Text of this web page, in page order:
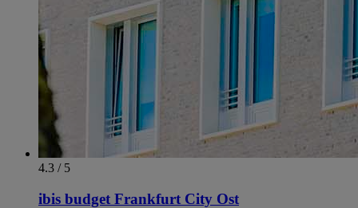
4.3 / 5
ibis budget Frankfurt City Ost